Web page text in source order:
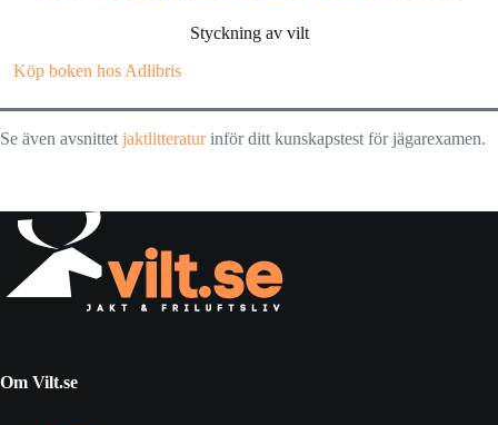
Styckning av vilt
Köp boken hos Adlibris
Se även avsnittet jaktlitteraturinför ditt kunskapstest för jägarexamen.
Om Vilt.se